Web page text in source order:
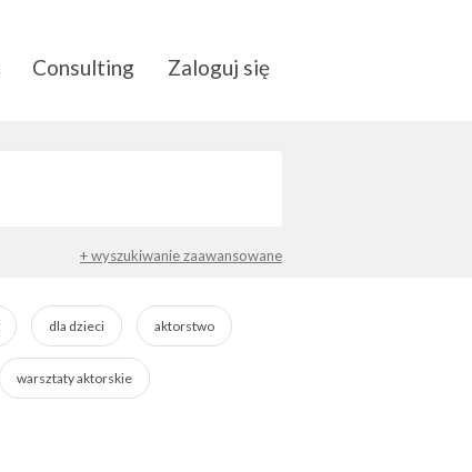
Consulting Zaloguj się
+ wyszukiwanie zaawansowane
dla dzieci aktorstwo
warsztaty aktorskie